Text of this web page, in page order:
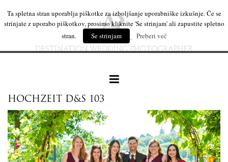
naše delo
HOCHZEIT D&S 103
Ta spletna stran uporablja piškotke za izboljšanje uporabniške izkušnje. Če se
strinjate z uporabo piškotkov, prosimo kliknite 'Se strinjam' ali zapustite spletno
stran.
Se strinjam Preberi več